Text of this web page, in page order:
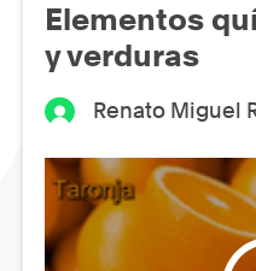
Elementos
y verduras
Renato Miguel